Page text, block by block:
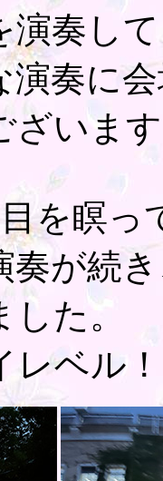
演奏し
演奏に
ざいま
を瞑っ
奏が続
た。
レベル